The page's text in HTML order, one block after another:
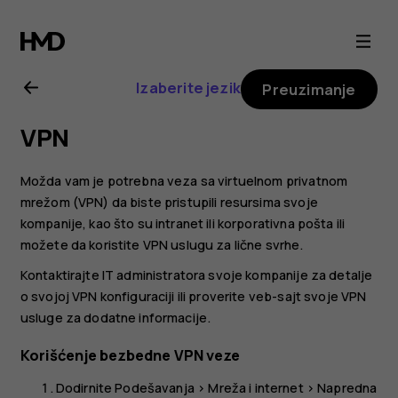
Nokia
6.2
uputstvo
za
korisnika
Izaberite jezik Preuzimanje
VPN
Možda vam je potrebna veza sa virtuelnom privatnom
mrežom (VPN) da biste pristupili resursima svoje
kompanije, kao što su intranet ili korporativna pošta ili
možete da koristite VPN uslugu za lične svrhe.
Kontaktirajte IT administratora svoje kompanije za detalje
o svojoj VPN konfiguraciji ili proverite veb-sajt svoje VPN
usluge za dodatne informacije.
Korišćenje bezbedne VPN veze
DodirnitePodešavanja >Mreža i internet >Napredna